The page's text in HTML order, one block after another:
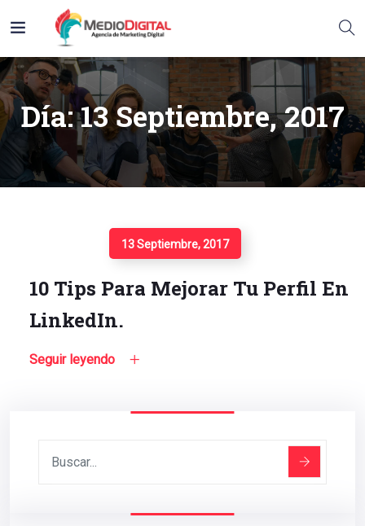
Día:13 Septiembre, 2017
13 Septiembre, 2017
10 Tips Para Mejorar Tu Perfil En
LinkedIn.
Seguir leyendo